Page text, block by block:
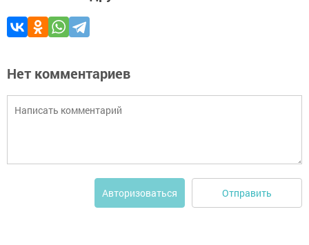
Нет комментариев
Авторизоваться Отправить